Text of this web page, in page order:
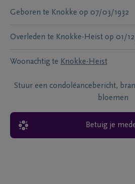
Geboren te Knokke op 07/03/1932
Overleden te Knokke-Heist op 01/
Woonachtig te Knokke-Heist
Stuur een condoléancebericht,
bloemen
Betuig je